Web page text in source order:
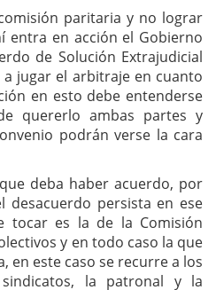
paritaria y no lograr
entra en acción el Gobierno
de Solución Extrajudicial
jugar el arbitraje en cuanto
en esto debe entenderse
quererlo ambas partes y
podrán verse la cara
deba haber acuerdo, por
persista en ese
tocar es la de la Comisión
y en todo caso la que
en este caso se recurre a los
la patronal y la